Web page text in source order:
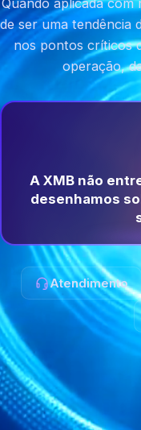
Quando aplicada com
de ser uma tendência
nos pontos críticos
operação,
A XMB não
desenhamos
Atendimento